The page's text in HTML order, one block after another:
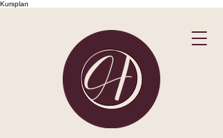
Kursplan